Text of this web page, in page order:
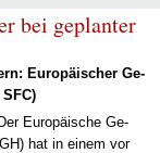
bei ge­plan­ter
Eu­ro­päi­scher Ge­
Der Eu­ro­päi­sche Ge­
hat in ei­nem vor